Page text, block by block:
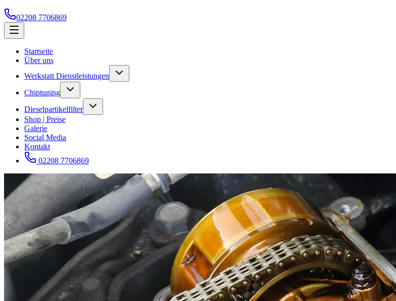
02208 7706869
Startseite
Über uns
Werkstatt Dienstleistungen
Chiptuning
Dieselpartikelfilter
Shop | Preise
Galerie
Social Media
Kontakt
02208 7706869